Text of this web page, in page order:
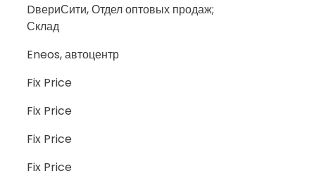
DвериСити, Отдел оптовых продаж;
Склад
Eneos, автоцентр
Fix Price
Fix Price
Fix Price
Fix Price